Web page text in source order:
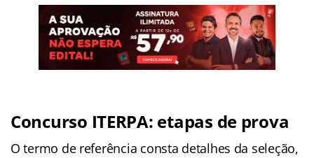
Concurso ITERPA: etapas de prova
O termo de referência consta detalhes da seleção,